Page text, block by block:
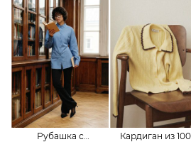
Рубашка с
Кардиган из